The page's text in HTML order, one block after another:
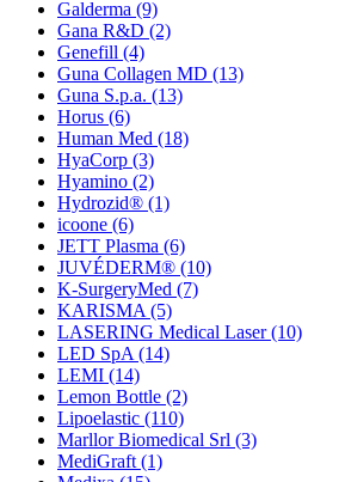
Galderma (9)
Gana R&D (2)
Genefill (4)
Guna Collagen MD (13)
Guna S.p.a. (13)
Horus (6)
Human Med (18)
HyaCorp (3)
Hyamino (2)
Hydrozid® (1)
icoone (6)
JETT Plasma (6)
JUVÉDERM® (10)
K-SurgeryMed (7)
KARISMA (5)
LASERING Medical Laser(10)
LED SpA (14)
LEMI (14)
Lemon Bottle (2)
Lipoelastic (110)
Marllor Biomedical Srl (3)
MediGraft (1)